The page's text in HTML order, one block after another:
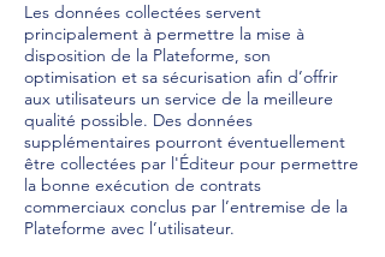
Les données collectées servent
principalement à permettre la mise à
disposition de la Plateforme, son
optimisation et sa sécurisation afin d’offrir
aux utilisateurs un service de la meilleure
qualité possible. Des données
supplémentaires pourront éventuellement
être collectées par l'Éditeur pour permettre
la bonne exécution de contrats
commerciaux conclus par l’entremise de la
Plateforme avec l’utilisateur.